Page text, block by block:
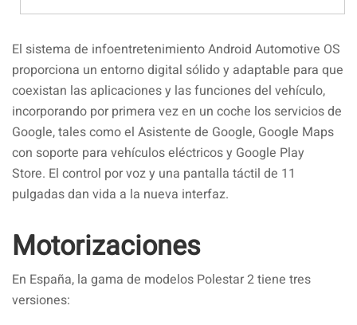
El sistema de infoentretenimiento Android Automotive OS
proporciona un entorno digital sólido y adaptable para que
coexistan las aplicaciones y las funciones del vehículo,
incorporando por primera vez en un coche los servicios de
Google, tales como el Asistente de Google, Google Maps
con soporte para vehículos eléctricos y Google Play
Store. El control por voz y una pantalla táctil de 11
pulgadas dan vida a la nueva interfaz.
Motorizaciones
En España, la gama de modelos Polestar 2 tiene tres
versiones: